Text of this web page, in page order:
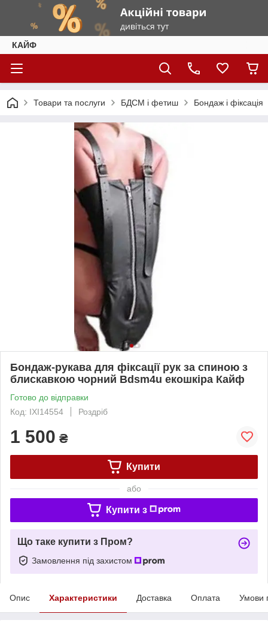
КАЙФ
Товари та послуги БДСМ і фетиш Бондаж і фіксація
Бондаж-рукава для фіксації рук за спиною з
блискавкою чорний Bdsm4u екошкіра Кайф
Готово до відправки
Код: IXI14554
Роздріб
1 500 ₴
Купити
або
Купити з
Що таке купити з Пром?
Замовлення під захистом
Опис Характеристики Доставка Оплата Умови